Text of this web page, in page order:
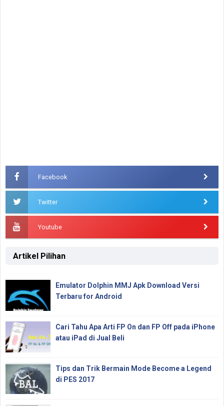
Facebook
Twitter
Youtube
Artikel Pilihan
Emulator Dolphin MMJ Apk Download Versi
Terbaru for Android
Cari Tahu Apa Arti FP On dan FP Off pada iPhone
atau iPad di Jual Beli
Tips dan Trik Bermain Mode Become a Legend
di PES 2017